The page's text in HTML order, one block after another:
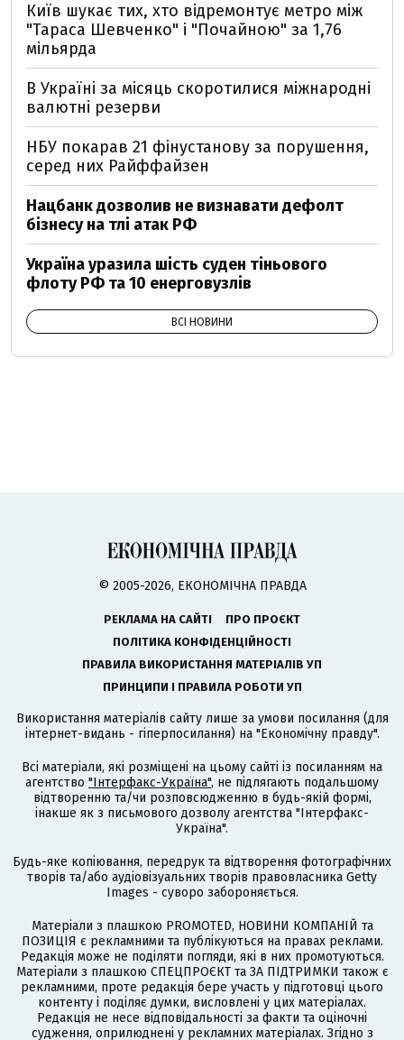
Київ шукає тих, хто відремонтує метро між
"Тараса Шевченко" і "Почайною" за 1,76
мільярда
В Україні за місяць скоротилися міжнародні
валютні резерви
НБУ покарав 21 фінустанову за порушення,
серед них Райффайзен
Нацбанк дозволив не визнавати дефолт
бізнесу на тлі атак РФ
Україна уразила шість суден тіньового
флоту РФ та 10 енерговузлів
ВСІ НОВИНИ
© 2005-2026, ЕКОНОМІЧНА ПРАВДА
РЕКЛАМА НА САЙТІ
ПРО ПРОЄКТ
ПОЛІТИКА КОНФІДЕНЦІЙНОСТІ
ПРАВИЛА ВИКОРИСТАННЯ МАТЕРІАЛІВ УП
ПРИНЦИПИ І ПРАВИЛА РОБОТИ УП
Використання матеріалів сайту лише за умови посилання (для
інтернет-видань - гіперпосилання) на "Економічну правду".
Всі матеріали, які розміщені на цьому сайті із посиланням на
агентство "Інтерфакс-Україна", не підлягають подальшому
відтворенню та/чи розповсюдженню в будь-якій формі,
інакше як з письмового дозволу агентства "Інтерфакс-
Україна".
Будь-яке копіювання, передрук та відтворення фотографічних
творів та/або аудіовізуальних творів правовласника Getty
Images - суворо забороняється.
Матеріали з плашкою PROMOTED, НОВИНИ КОМПАНІЙ та
ПОЗИЦІЯ є рекламними та публікуються на правах реклами.
Редакція може не поділяти погляди, які в них промотуються.
Матеріали з плашкою СПЕЦПРОЄКТ та ЗА ПІДТРИМКИ також є
рекламними, проте редакція бере участь у підготовці цього
контенту і поділяє думки, висловлені у цих матеріалах.
Редакція не несе відповідальності за факти та оціночні
судження, оприлюднені у рекламних матеріалах. Згідно з